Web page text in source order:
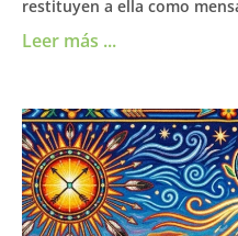
restituyen a ella como
Leer más ...